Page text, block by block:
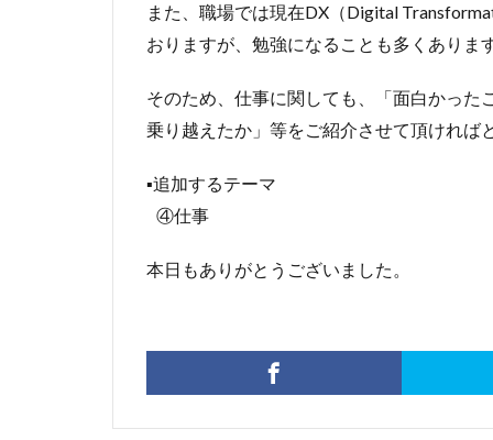
また、職場では現在DX（Digital
おりますが、勉強になることも多くありま
そのため、仕事に関しても、「面白かった
乗り越えたか」等をご紹介させて頂ければ
▪️追加するテーマ
④仕事
本日もありがとうございました。